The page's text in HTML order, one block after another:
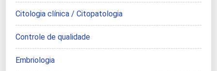
Citologia clínica / Citopatologia
Controle de qualidade
Embriologia